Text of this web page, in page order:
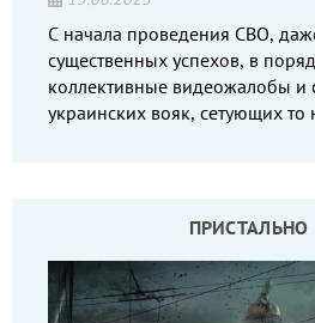
С начала проведения СВО,
существенных успехов, в
коллективные видеожалобы и
украинских вояк, сетующих то
ПРИСТАЛЬНО